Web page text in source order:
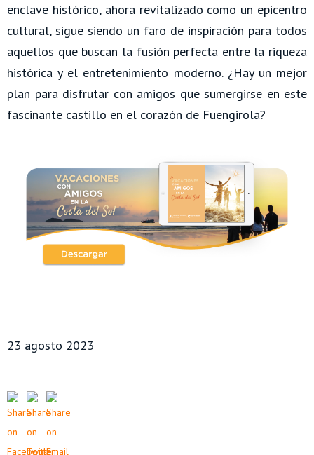
enclave histórico, ahora revitalizado como un epicentro
cultural, sigue siendo un faro de inspiración para todos
aquellos que buscan la fusión perfecta entre la riqueza
histórica y el entretenimiento moderno. ¿Hay un mejor
plan para disfrutar con amigos que sumergirse en este
fascinante castillo en el corazón de Fuengirola?
23 agosto 2023